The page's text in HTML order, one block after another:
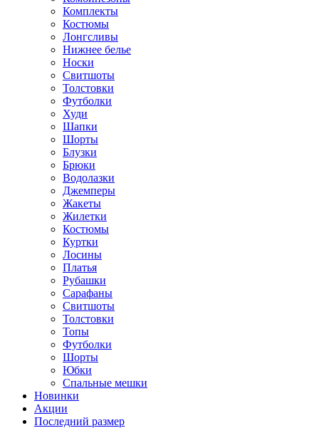
Комплекты
Костюмы
Лонгсливы
Нижнее белье
Носки
Свитшоты
Толстовки
Футболки
Худи
Шапки
Шорты
Блузки
Брюки
Водолазки
Джемперы
Жакеты
Жилетки
Костюмы
Куртки
Лосины
Платья
Рубашки
Сарафаны
Свитшоты
Толстовки
Топы
Футболки
Шорты
Юбки
Спальные мешки
Новинки
Акции
Последний размер